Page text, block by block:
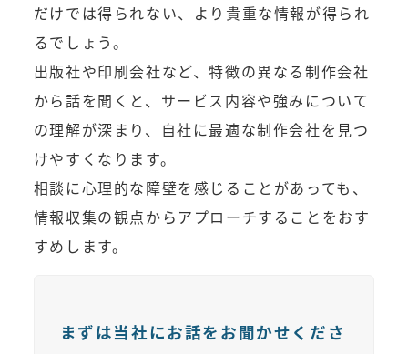
だけでは得られない、より貴重な情報が得られ
るでしょう。
出版社や印刷会社など、特徴の異なる制作会社
から話を聞くと、サービス内容や強みについて
の理解が深まり、自社に最適な制作会社を見つ
けやすくなります。
相談に心理的な障壁を感じることがあっても、
情報収集の観点からアプローチすることをおす
すめします。
まずは当社にお話をお聞かせくださ